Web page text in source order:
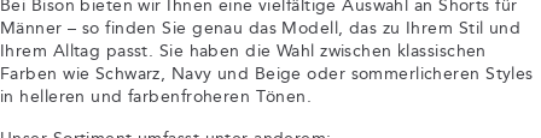
Bei Bison bieten wir Ihnen eine vielfältige Auswahl an Shorts für
Männer – so finden Sie genau das Modell, das zu Ihrem Stil und
Ihrem Alltag passt. Sie haben die Wahl zwischen klassischen
Farben wie Schwarz, Navy und Beige oder sommerlicheren Styles
in helleren und farbenfroheren Tönen.